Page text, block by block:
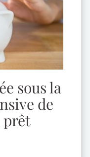
sous la
de
prêt